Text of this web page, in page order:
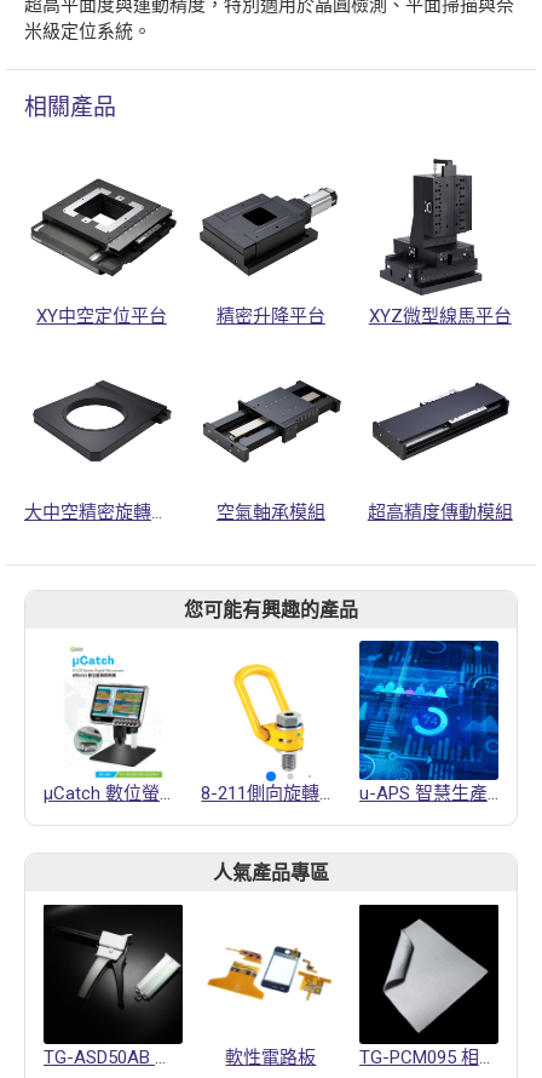
超高平面度與運動精度，特別適用於晶圓檢測、平面掃描與奈
米級定位系統。
相關產品
XY中空定位平台 精密升降平台 XYZ微型線馬平台
大中空精密旋轉平台 空氣軸承模組 超高精度傳動模組
您可能有興趣的產品
μCatch 數位螢幕顯微鏡 8-211側向旋轉吊環 u-APS 智慧生產排程系統
人氣產品專區
TG-ASD50AB 導熱凝膠 軟性電路板 TG-PCM095 相變化材料